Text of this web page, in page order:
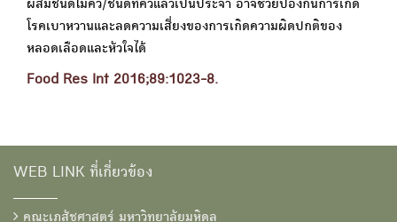
ผสมชนิดไม่คั่ว/ชนิดที่คั่วแล้วเป็นประจำ อาจช่วยป้องกันการเกิด
โรคเบาหวานและลดความเสี่ยงของการเกิดความผิดปกติของ
หลอดเลือดและหัวใจได้
Food Res Int 2016;89:1023-8.
WEB LINK ที่เกี่ยวข้อง
คณะเภสัชศาสตร์ มหาวิทยาลัยมหิดล